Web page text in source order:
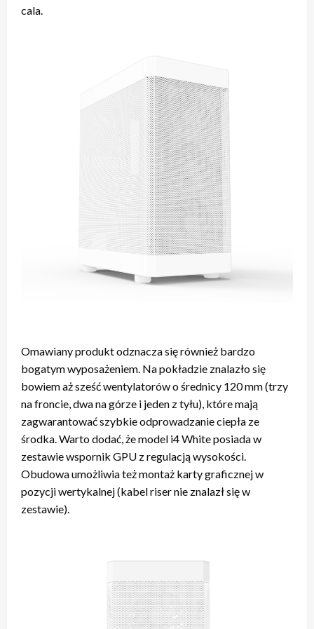
cala.
Omawiany produkt odznacza się również bardzo
bogatym wyposażeniem. Na pokładzie znalazło się
bowiem aż sześć wentylatorów o średnicy 120 mm (trzy
na froncie, dwa na górze i jeden z tyłu), które mają
zagwarantować szybkie odprowadzanie ciepła ze
środka. Warto dodać, że model i4 White posiada w
zestawie wspornik GPU z regulacją wysokości.
Obudowa umożliwia też montaż karty graficznej w
pozycji wertykalnej (kabel riser nie znalazł się w
zestawie).